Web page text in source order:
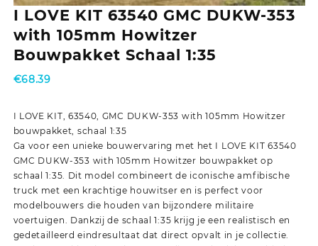
I LOVE KIT 63540 GMC DUKW-353
with 105mm Howitzer
Bouwpakket Schaal 1:35
€68.39
I LOVE KIT, 63540, GMC DUKW-353 with 105mm Howitzer
bouwpakket, schaal 1:35
Ga voor een unieke bouwervaring met het I LOVE KIT 63540
GMC DUKW-353 with 105mm Howitzer bouwpakket op
schaal 1:35. Dit model combineert de iconische amfibische
truck met een krachtige houwitser en is perfect voor
modelbouwers die houden van bijzondere militaire
voertuigen. Dankzij de schaal 1:35 krijg je een realistisch en
gedetailleerd eindresultaat dat direct opvalt in je collectie.